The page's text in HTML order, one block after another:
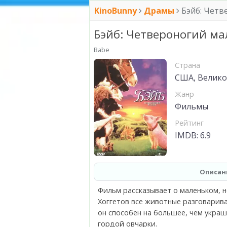
KinoBunny Драмы Бэйб:
Бэйб: Четвероногий
Babe
Страна
США,
Жанр
Фильмы
Рейтинг
IMDB: 6.9
Фильм рассказывает о
Хоггетов все животные
он способен на большее, чем
гордой овчарки.